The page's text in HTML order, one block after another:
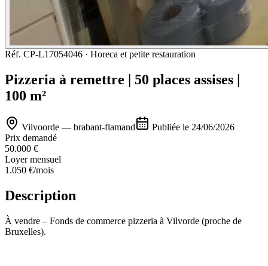
Réf. CP-L17054046 · Horeca et petite restauration
Pizzeria à remettre | 50 places assises |
100 m²
Vilvoorde — brabant-flamand Publiée le 24/06/2026
Prix demandé
50.000 €
Loyer mensuel
1.050 €/mois
Description
À vendre – Fonds de commerce pizzeria à Vilvorde (proche de
Bruxelles).